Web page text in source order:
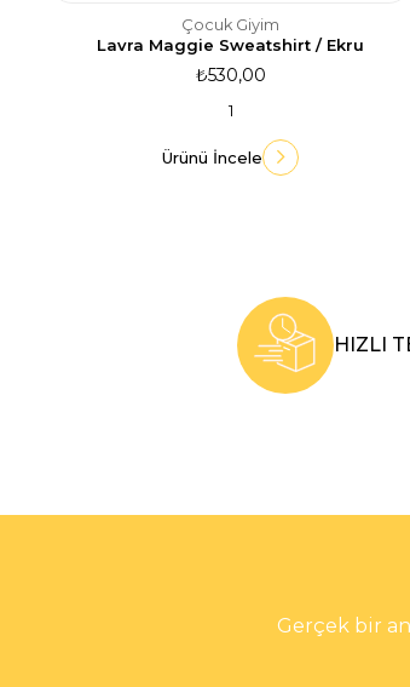
Çocuk Giyim
Lavra Maggie Sweatshirt / Ekru
1
₺530,00
Ürünü İncele
HIZLI
Gerçek bir